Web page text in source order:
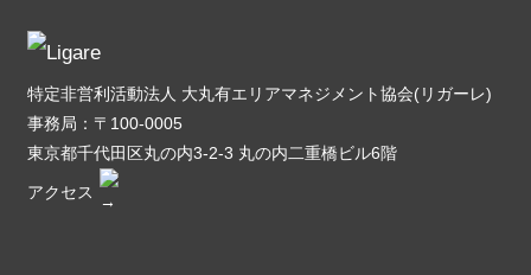
特定非営利活動法人 大丸有エリアマネジメント協会(リガーレ)
事務局：〒100-0005
東京都千代田区丸の内3-2-3 丸の内二重橋ビル6階
アクセス